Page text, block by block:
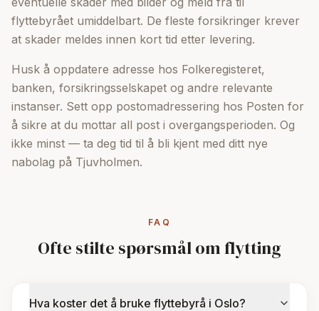
flyttebyrået umiddelbart. De fleste forsikringer krever
at skader meldes innen kort tid etter levering.
Husk å oppdatere adresse hos Folkeregisteret,
banken, forsikringsselskapet og andre relevante
instanser. Sett opp postomadressering hos Posten for
å sikre at du mottar all post i overgangsperioden. Og
ikke minst — ta deg tid til å bli kjent med ditt nye
nabolag på Tjuvholmen.
FAQ
Ofte stilte spørsmål om flytting
Hva koster det å bruke flyttebyrå i Oslo?